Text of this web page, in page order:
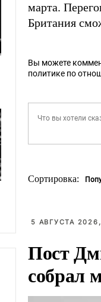
марта.
Британия
Вы можете
политике по
Сортировка:
5 АВГУСТА
Пост
собрал